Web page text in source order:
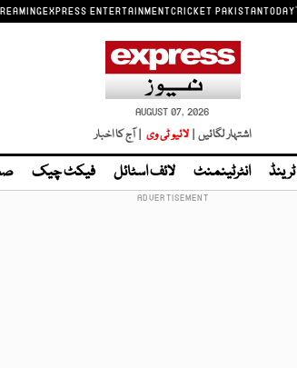
EXPRESS ENTERTAINMENTCRICKET PAKISTAN
AUGUST 07, 2026
اشتہار لگائیں | لائیو ٹی وی | آج کا اخبار
انٹرٹینمنٹ لائف اسٹائل فیکٹ چیک